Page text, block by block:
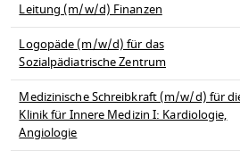
Leitung (m/w/d) Finanzen
Logopäde (m/w/d) für das
Sozialpädiatrische Zentrum
Medizinische Schreibkraft (m/w/d) für
Klinik für Innere Medizin I: Kardiologie,
Angiologie